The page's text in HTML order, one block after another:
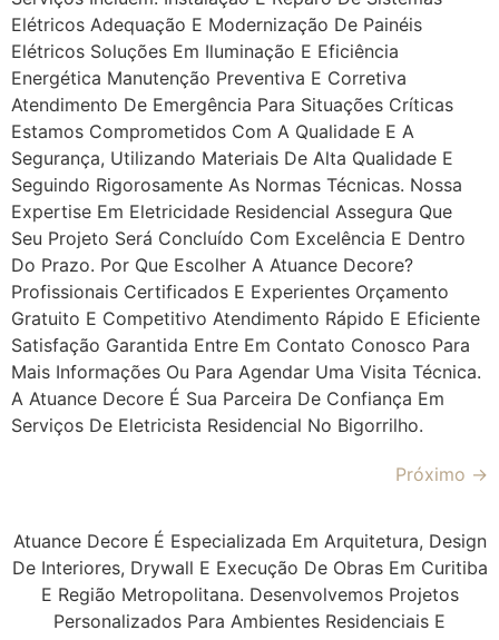
Elétricos Adequação E Modernização De Painéis
Elétricos Soluções Em Iluminação E Eficiência
Energética Manutenção Preventiva E Corretiva
Atendimento De Emergência Para Situações Críticas
Estamos Comprometidos Com A Qualidade E A
Segurança, Utilizando Materiais De Alta Qualidade E
Seguindo Rigorosamente As Normas Técnicas. Nossa
Expertise Em Eletricidade Residencial Assegura Que
Seu Projeto Será Concluído Com Excelência E Dentro
Do Prazo. Por Que Escolher A Atuance Decore?
Profissionais Certificados E Experientes Orçamento
Gratuito E Competitivo Atendimento Rápido E Eficiente
Satisfação Garantida Entre Em Contato Conosco Para
Mais Informações Ou Para Agendar Uma Visita Técnica.
A Atuance Decore É Sua Parceira De Confiança Em
Serviços De Eletricista Residencial No Bigorrilho.
Próximo →
Atuance Decore É Especializada Em Arquitetura, Design
De Interiores, Drywall E Execução De Obras Em Curitiba
E Região Metropolitana. Desenvolvemos Projetos
Personalizados Para Ambientes Residenciais E